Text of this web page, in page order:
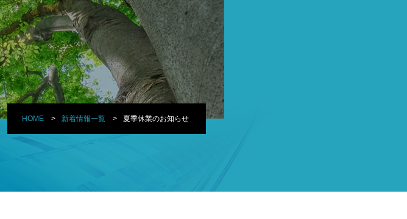
HOME 新着情報一覧 夏季休業のお知らせ